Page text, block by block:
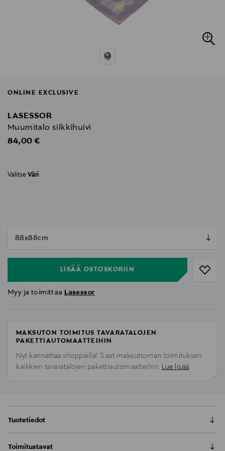
ONLINE EXCLUSIVE
LASESSOR
Muumitalo silkkihuivi
Original Price
84,00 €
Valitse Väri
LISÄÄ OSTOSKORIIN
Myy ja toimittaa Lasessor
MAKSUTON TOIMITUS TAVARATALOJEN
PAKETTIAUTOMAATTEIHIN
Nyt kannattaa shoppailla! Saat maksuttoman toimituksen
kaikkien tavaratalojen pakettiautomaatteihin. Lue lisää
Tuotetiedot
Muumitalo huivi on satiinisilkkiä 88x88cm koossa.
Toimitustavat